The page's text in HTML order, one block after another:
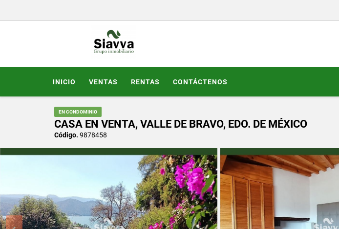
INICIO VENTAS RENTAS CONTÁCTENOS
EN CONDOMINIO
CASA EN VENTA, VALLE DE BRAVO, EDO. DE MÉXICO
Código. 9878458